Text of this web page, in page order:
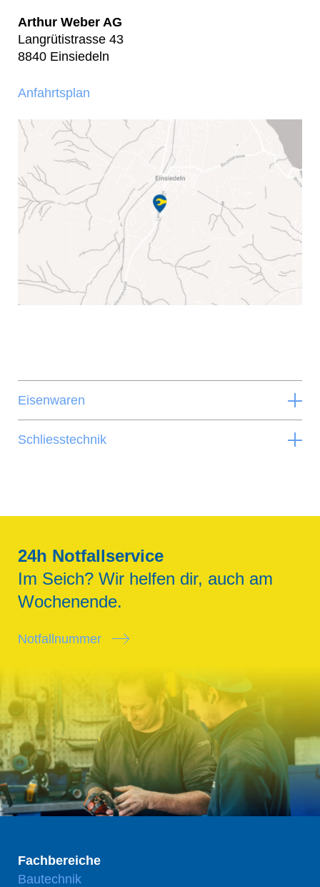
Arthur Weber AG
Langrütistrasse 43
8840 Einsiedeln
Anfahrtsplan
Eisenwaren
Schliesstechnik
24h Notfallservice
Im Seich? Wir helfen dir, auch am
Wochenende.
Notfallnummer
Fachbereiche
Bautechnik